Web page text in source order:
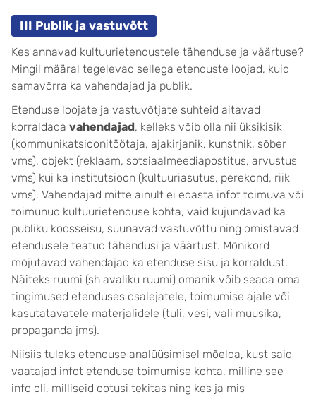
III Publik ja vastuvõtt
Kes annavad kultuurietendustele tähenduse ja väärtuse?
Mingil määral tegelevad sellega etenduste loojad, kuid
samavõrra ka vahendajad ja publik.
Etenduse loojate ja vastuvõtjate suhteid aitavad
korraldada vahendajad, kelleks võib olla nii üksikisik
(kommunikatsioonitöötaja, ajakirjanik, kunstnik, sõber
vms), objekt (reklaam, sotsiaalmeediapostitus, arvustus
vms) kui ka institutsioon (kultuuriasutus, perekond, riik
vms). Vahendajad mitte ainult ei edasta infot toimuva või
toimunud kultuurietenduse kohta, vaid kujundavad ka
publiku koosseisu, suunavad vastuvõttu ning omistavad
etendusele teatud tähendusi ja väärtust. Mõnikord
mõjutavad vahendajad ka etenduse sisu ja korraldust.
Näiteks ruumi (sh avaliku ruumi) omanik võib seada oma
tingimused etenduses osalejatele, toimumise ajale või
kasutatavatele materjalidele (tuli, vesi, vali muusika,
propaganda jms).
Niisiis tuleks etenduse analüüsimisel mõelda, kust said
vaatajad infot etenduse toimumise kohta, milline see
info oli, milliseid ootusi tekitas ning kes ja mis